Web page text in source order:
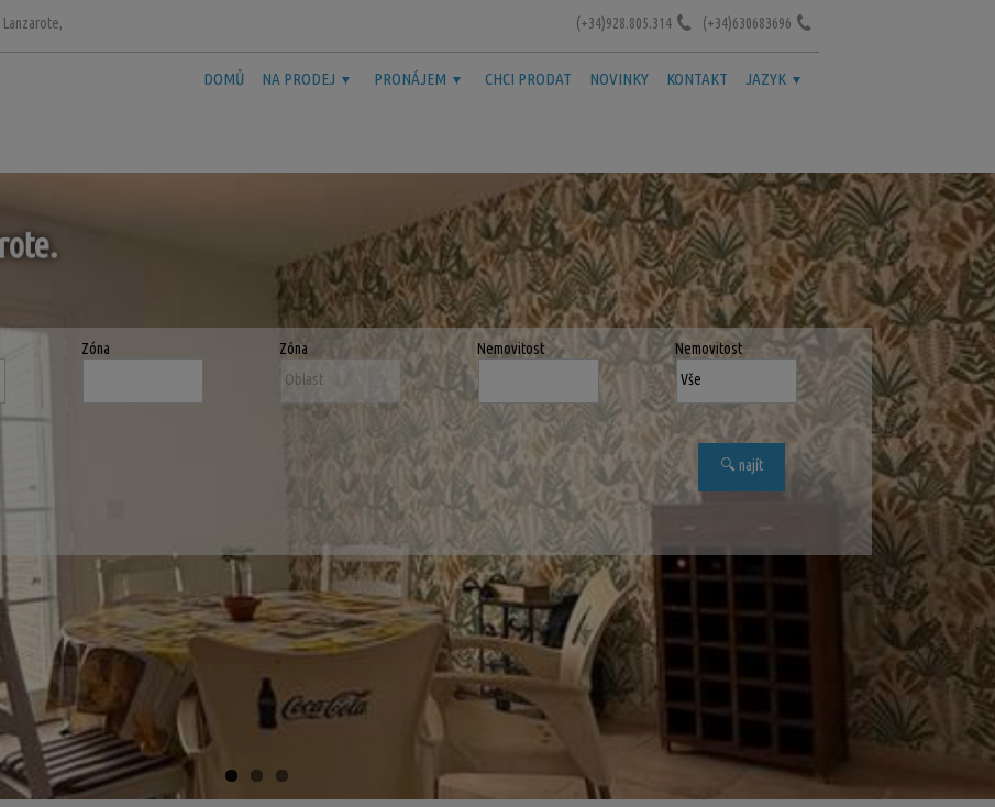
(+34)928.805.314 (+34)630683696
DOMŮ NA PRODEJ PRONÁJEM CHCI PRODAT NOVINKY KONTAKT JAZYK
.
Zóna Zóna Nemovitost Nemovitost